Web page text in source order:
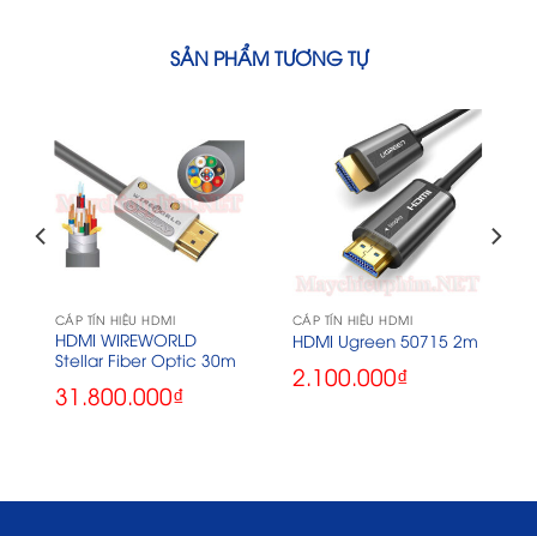
SẢN PHẨM TƯƠNG TỰ
CÁP TÍN HIỆU HDMI
HDMI WIREWORLD
Stellar Fiber Optic 30m
31.800.000₫
CÁP TÍN HIỆU HDMI
HDMI Ugreen 50715 2m
2.100.000₫